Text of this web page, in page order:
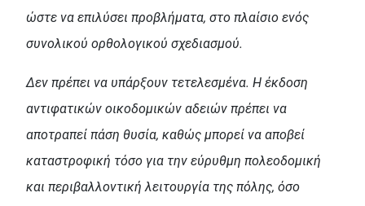
ώστε να επιλύσει προβλήματα, στο πλαίσιο ενός
συνολικού ορθολογικού σχεδιασμού.
Δεν πρέπει να υπάρξουν τετελεσμένα. Η έκδοση
αντιφατικών οικοδομικών αδειών πρέπει να
αποτραπεί πάση θυσία, καθώς μπορεί να αποβεί
καταστροφική τόσο για την εύρυθμη πολεοδομική
και περιβαλλοντική λειτουργία της πόλης, όσο